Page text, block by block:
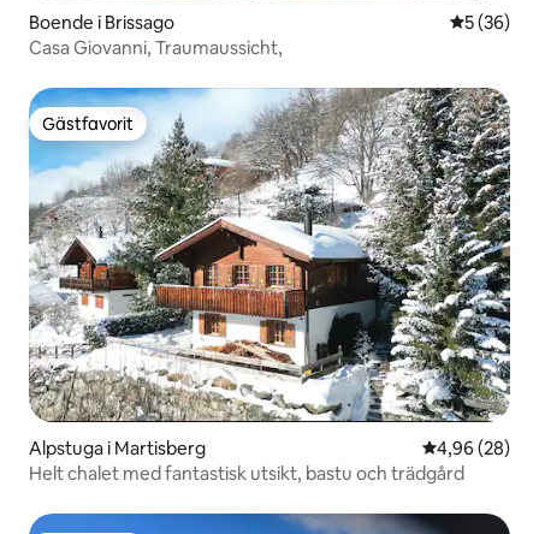
Boende i Brissago 5 av 5 i
5 (36)
Casa Giovanni, Traumaussicht,
Gästfavorit
Gästfavorit
Alpstuga i Martisberg 4,96 av 5 i
4,96 (28)
Helt chalet med fantastisk utsikt, bastu och trädgård